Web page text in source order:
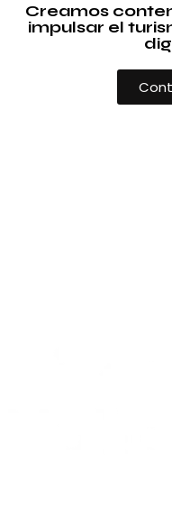
Creamos
impulsar el